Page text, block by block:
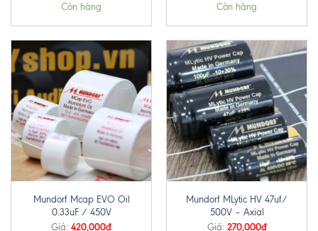
Còn hàng Còn hàng
Mundorf Mcap EVO Oil
0.33uF / 450V
Giá: 420,000₫
Mundorf MLytic HV 47uf/
500V – Axial
Giá: 270,000₫